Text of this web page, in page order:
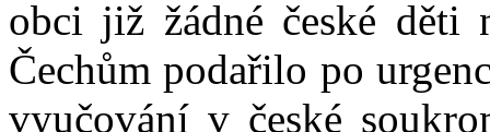
obci již žádné české děti
Čechům podařilo po
vyučování v české